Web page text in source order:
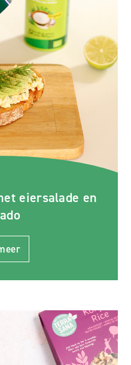
eiersalade en